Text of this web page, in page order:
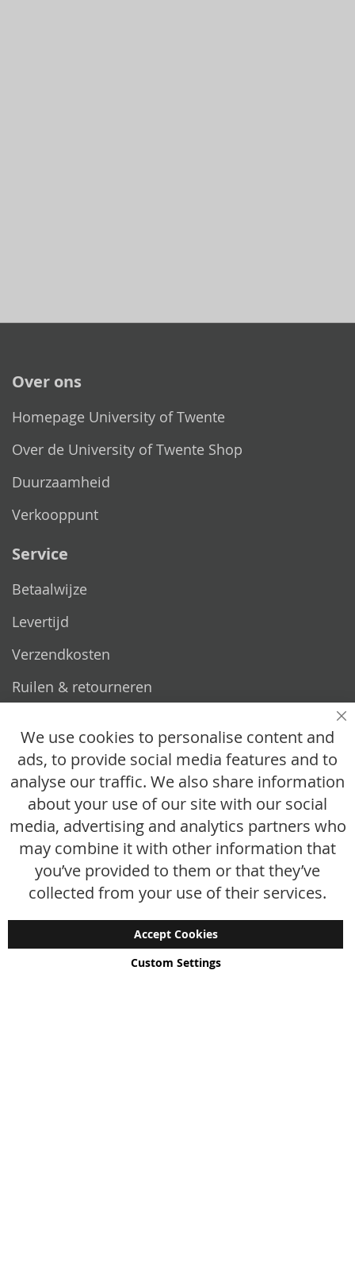
Over ons
Homepage University of Twente
Over de University of Twente Shop
Duurzaamheid
Verkooppunt
Service
Betaalwijze
Levertijd
Verzendkosten
Ruilen & retourneren
Hoe werkt het?
Veelgestelde vragen
Maattabel
Maatwerk
Contact
We use cookies to personalise content and
ads, to provide social media features and to
analyse our traffic. We also share information
about your use of our site with our social
media, advertising and analytics partners who
may combine it with other information that
you’ve provided to them or that they’ve
collected from your use of their services.
Accept Cookies
Custom Settings